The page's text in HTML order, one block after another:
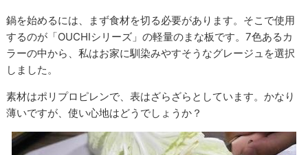
鍋を始めるには、まず食材を切る必要があります。そこで使用
するのが「OUCHIシリーズ」の軽量のまな板です。7色あるカ
ラーの中から、私はお家に馴染みやすそうなグレージュを選択
しました。
素材はポリプロピレンで、表はざらざらとしています。かなり
薄いですが、使い心地はどうでしょうか？